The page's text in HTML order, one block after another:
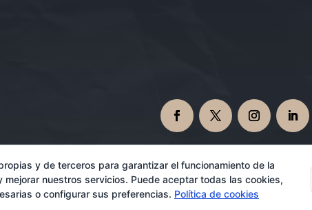
Abogados en Dos Hermanas 08/08/
y de terceros para garantizar el funcionamiento de la
mejorar nuestros servicios. Puede aceptar todas las cookies,
o configurar sus preferencias. Política de cookies